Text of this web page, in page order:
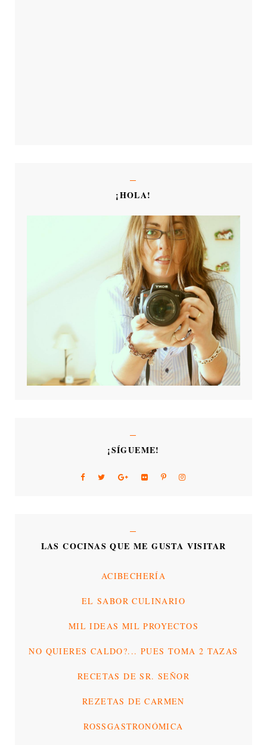
¡HOLA!
¡SÍGUEME!
LAS COCINAS QUE ME GUSTA VISITAR
ACIBECHERÍA
EL SABOR CULINARIO
MIL IDEAS MIL PROYECTOS
NO QUIERES CALDO?... PUES TOMA 2 TAZAS
RECETAS DE SR. SEÑOR
REZETAS DE CARMEN
ROSSGASTRONÓMICA